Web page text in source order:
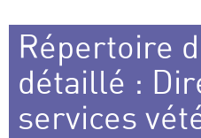
Répertoire
détaillé :
services